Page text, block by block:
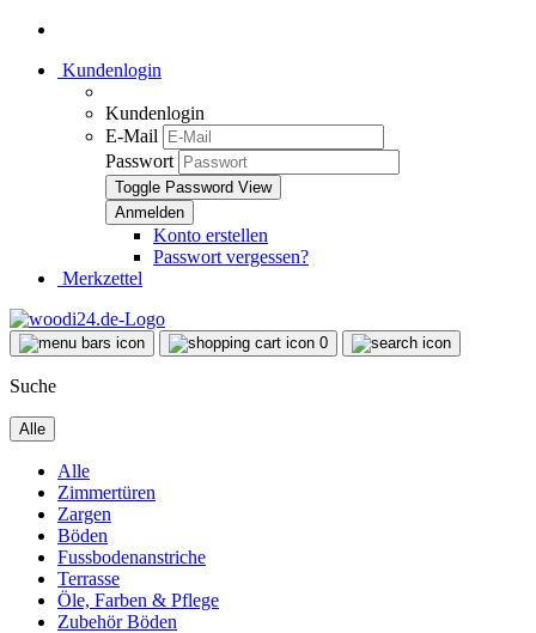
Kundenlogin
Kundenlogin
E-Mail
Passwort
Toggle Password View
Konto erstellen
Passwort vergessen?
Merkzettel
0
Suche
Alle
Alle
Zimmertüren
Zargen
Böden
Fussbodenanstriche
Terrasse
Öle, Farben & Pflege
Zubehör Böden